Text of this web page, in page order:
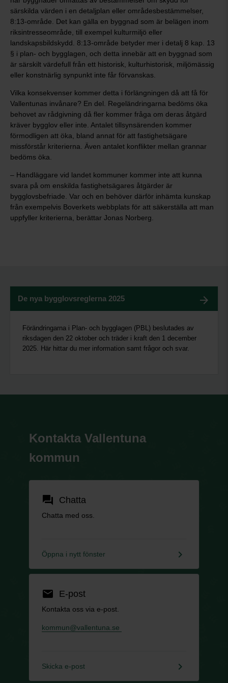
särskilda värden i en detaljplan eller områdesbestämmelser,
8:13-område. Det kan gälla en byggnad som är belägen inom
riksintresseområde, till exempel kulturmiljö eller
landskapsbildskydd. 8:13-område betyder mer i detalj 8 kap. 13
§ i plan- och bygglagen, och detta innebär att en byggnad som
är särskilt värdefull från ett historisk, kulturhistorisk, miljömässig
eller konstnärlig synpunkt inte får förvanskas.
Vilka konsekvenser kommer detta i förlängningen då att få för
Vallentunas invånare? En del. Regeländringarna bedöms öka
behovet av rådgivning då fler kommer fråga om deras åtgärd
kräver bygglov eller inte. Antalet tillsynsärenden kommer
förmodligen att öka, bland annat för att fastighetsägare
missförstår kriterierna. Även antalet konflikter mellan grannar
bedöms öka.
– Handläggare vid landet kommuner kommer inte att kunna
svara på om enskilda fastighetsägares åtgärder är
bygglovsbefriade. Var och en behöver därför inhämta kunskap
från exempelvis Boverkets webbplats för att säkerställa att man
uppfyller kriterierna, berättar Jonas Norberg.
De nya bygglovsreglerna 2025
Förändringarna i Plan- och bygglagen (PBL) beslutades av
riksdagen den 22 oktober och träder i kraft den 1 december
2025. Här hittar du mer information samt frågor och svar.
Kontakta Vallentuna
kommun
forum Chatta
Chatta med oss.
Öppna i nytt fönster keyboard_arrow_right
email E-post
Kontakta oss via e-post.
kommun@vallentuna.se
Skicka e-post keyboard_arrow_right